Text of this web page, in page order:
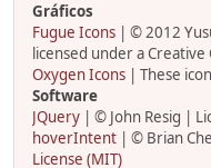
Gráficos
Fugue Icons | © 2012
licensed under a
Oxygen Icons | These
Software
JQuery | © John Resig |
hoverIntent | © Brian
License (MIT)